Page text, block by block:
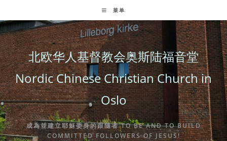
to
content
菜单
北欧华人基督教会奥斯陆福音堂
Nordic Chinese Christian Church in
Oslo
成為並建立耶穌委身的跟隨者 TO BE AND TO BUILD
COMMITTED FOLLOWERS OF JESUS!